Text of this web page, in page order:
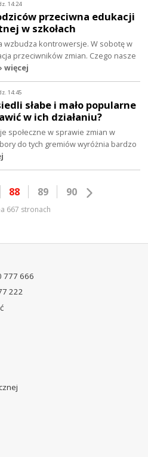
14:24
przeciwna edukacji
w szkołach
wzbudza kontrowersje. W sobotę w
przeciwników zmian. Czego nasze
więcej
14:45
słabe i mało popularne
w ich działaniu?
społeczne w sprawie zmian w
do tych gremiów wyróżnia bardzo
88 89 90
667 stronach
777 666
222